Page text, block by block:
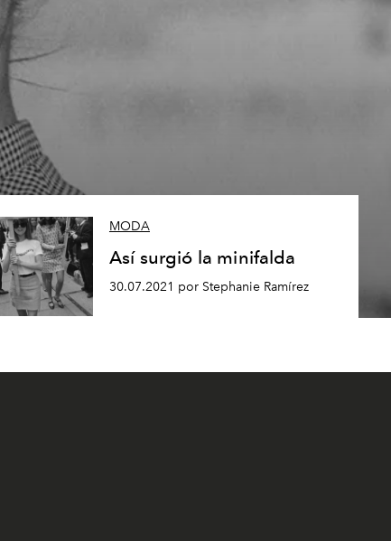
MODA
Así surgió la minifalda
30.07.2021 por Stephanie Ramírez